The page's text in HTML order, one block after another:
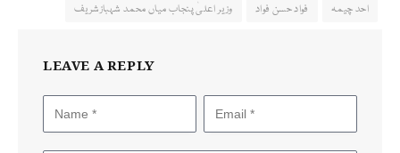
احد چیمہ
فواد حسن فواد وزیر اعلیٰ پنجاب میاں محمد شہبازشریف
LEAVE A REPLY